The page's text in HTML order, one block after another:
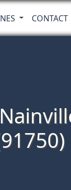
CONTACT